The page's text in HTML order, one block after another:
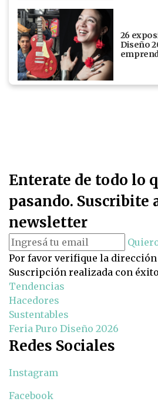
26
Diseño
Enterate de todo lo
pasando. Suscribite
newsletter
Por favor verifique la dirección
Suscripción realizada con
Tendencias
Hacedores
Sustentables
Feria Puro Diseño 2026
Redes Sociales
Instagram
Facebook